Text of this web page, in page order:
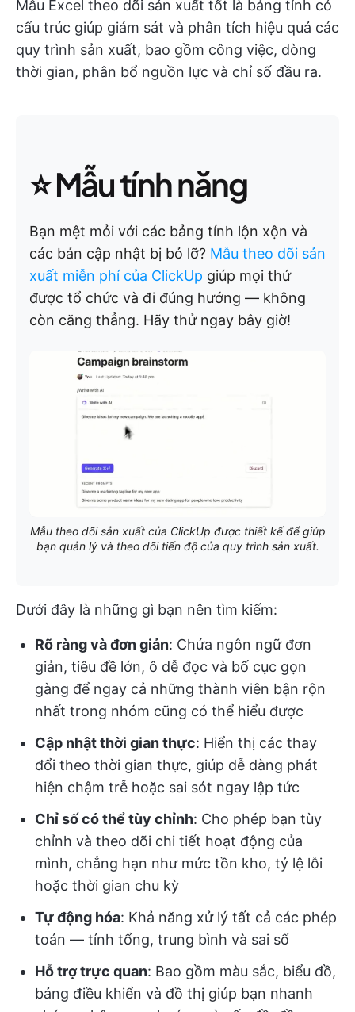
Mẫu Excel theo dõi sản xuất tốt là bảng tính có
cấu trúc giúp giám sát và phân tích hiệu quả các
quy trình sản xuất, bao gồm công việc, dòng
thời gian, phân bổ nguồn lực và chỉ số đầu ra.
⭐ Mẫu tính năng
Bạn mệt mỏi với các bảng tính lộn xộn và
các bản cập nhật bị bỏ lỡ? Mẫu theo dõi sản
xuất miễn phí của ClickUp giúp mọi thứ
được tổ chức và đi đúng hướng — không
còn căng thẳng. Hãy thử ngay bây giờ!
Mẫu theo dõi sản xuất của ClickUp được thiết kế để giúp
bạn quản lý và theo dõi tiến độ của quy trình sản xuất.
Dưới đây là những gì bạn nên tìm kiếm:
Rõ ràng và đơn giản: Chứa ngôn ngữ đơn
giản, tiêu đề lớn, ô dễ đọc và bố cục gọn
gàng để ngay cả những thành viên bận rộn
nhất trong nhóm cũng có thể hiểu được
Cập nhật thời gian thực: Hiển thị các thay
đổi theo thời gian thực, giúp dễ dàng phát
hiện chậm trễ hoặc sai sót ngay lập tức
Chỉ số có thể tùy chỉnh: Cho phép bạn tùy
chỉnh và theo dõi chi tiết hoạt động của
mình, chẳng hạn như mức tồn kho, tỷ lệ lỗi
hoặc thời gian chu kỳ
Tự động hóa: Khả năng xử lý tất cả các phép
toán — tính tổng, trung bình và sai số
Hỗ trợ trực quan: Bao gồm màu sắc, biểu đồ,
bảng điều khiển và đồ thị giúp bạn nhanh